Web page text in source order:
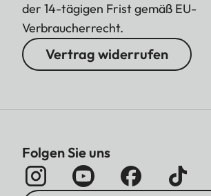
der 14-tägigen Frist gemäß EU-
Verbraucherrecht.
Vertrag widerrufen
Folgen Sie uns